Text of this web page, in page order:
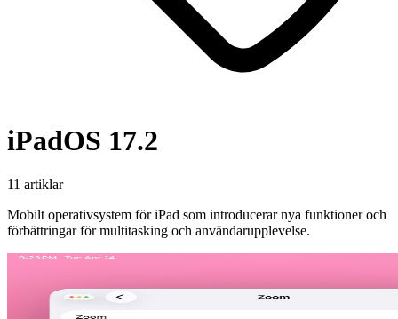
iPadOS 17.2
11 artiklar
Mobilt operativsystem för iPad som introducerar nya funktioner och
förbättringar för multitasking och användarupplevelse.